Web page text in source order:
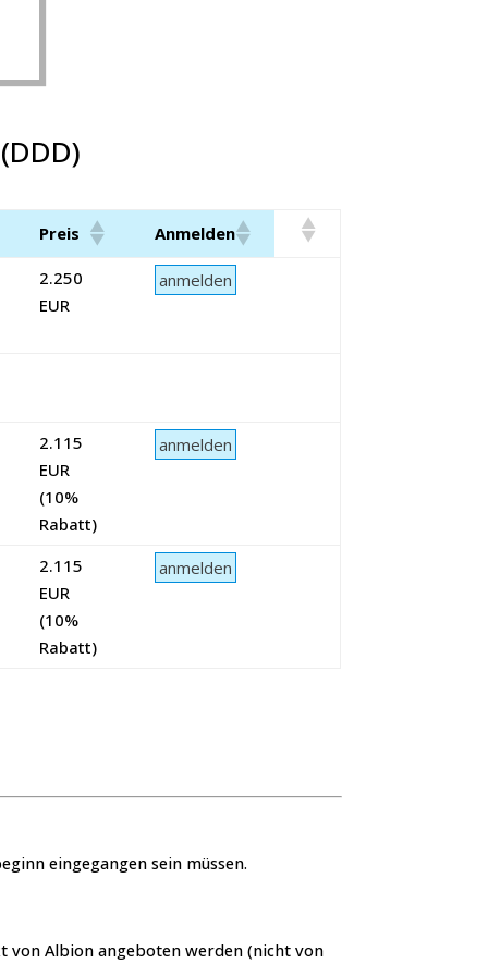
Preis Anmelden
2.250
EUR
2.115
EUR
(10%
Rabatt)
2.115
EUR
(10%
Rabatt)
eingegangen sein müssen.
von Albion angeboten werden (nicht von